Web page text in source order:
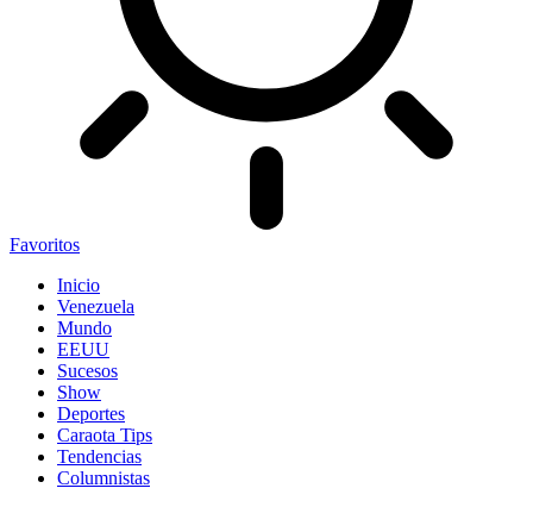
Favoritos
Inicio
Venezuela
Mundo
EEUU
Sucesos
Show
Deportes
Caraota Tips
Tendencias
Columnistas